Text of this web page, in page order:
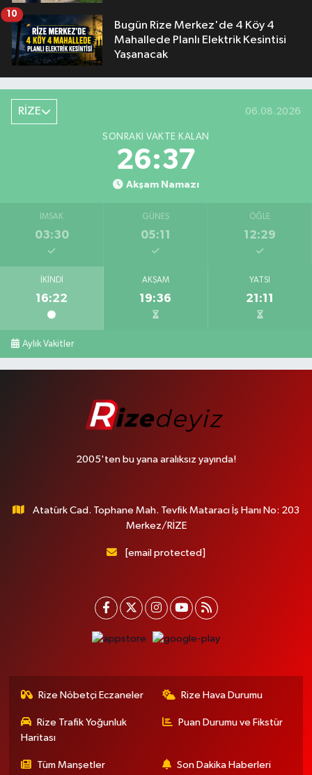
Bugün Rize Merkez'de 4 Köy 4
Mahallede Planlı Elektrik Kesintisi
Yaşanacak
10
RİZE 06.08.2026
SONRAKI VAKTE KALAN
26:37
Akşam Namazı
İMSAK
03:30
GÜNEŞ
05:11
ÖĞLE
12:29
İKINDI
16:22
AKŞAM
19:36
YATSI
21:11
Aylık Vakitler
2005'ten bu yana aralıksız yayında!
Atatürk Cad. Tophane Mah. Tevfik Mataracı İş Hanı No: 203
Merkez/RİZE
[email protected]
Rize Nöbetçi Eczaneler Rize Hava Durumu
Rize Trafik Yoğunluk
Haritası
Puan Durumu ve Fikstür
Tüm Manşetler Son Dakika Haberleri